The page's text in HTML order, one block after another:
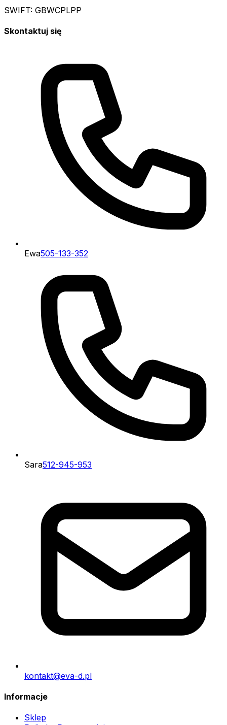
SWIFT: GBWCPLPP
Skontaktuj się
Ewa505-133-352
Sara512-945-953
kontakt@eva-d.pl
Informacje
Sklep